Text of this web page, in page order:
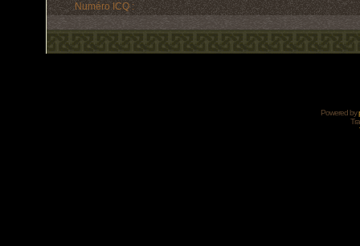
Numéro ICQ :
Powered by